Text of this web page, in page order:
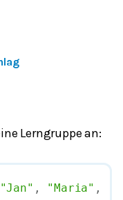
Lerngruppe an:
"Jan" , "Maria" ,